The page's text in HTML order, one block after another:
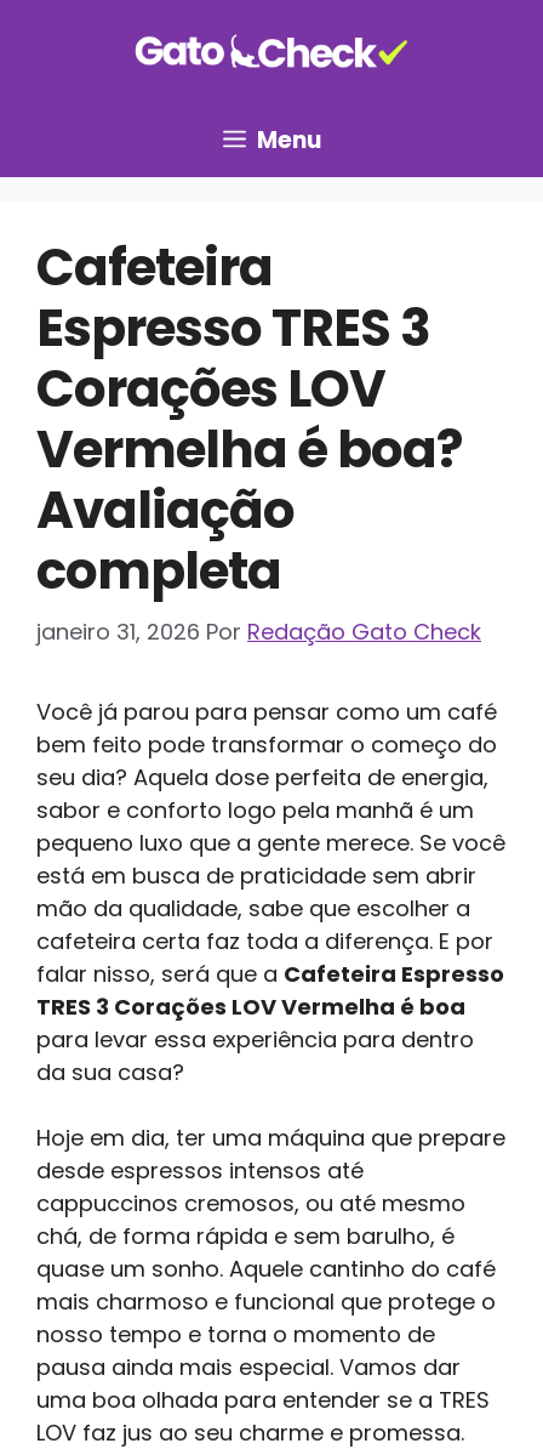
Menu
Cafeteira
Espresso TRES 3
Corações LOV
Vermelha é boa?
Avaliação
completa
janeiro 31, 2026 Por Redação Gato Check
Você já parou para pensar como um café
bem feito pode transformar o começo do
seu dia? Aquela dose perfeita de energia,
sabor e conforto logo pela manhã é um
pequeno luxo que a gente merece. Se você
está em busca de praticidade sem abrir
mão da qualidade, sabe que escolher a
cafeteira certa faz toda a diferença. E por
falar nisso, será que a Cafeteira Espresso
TRES 3 Corações LOV Vermelha é boa
para levar essa experiência para dentro
da sua casa?
Hoje em dia, ter uma máquina que prepare
desde espressos intensos até
cappuccinos cremosos, ou até mesmo
chá, de forma rápida e sem barulho, é
quase um sonho. Aquele cantinho do café
mais charmoso e funcional que protege o
nosso tempo e torna o momento de
pausa ainda mais especial. Vamos dar
uma boa olhada para entender se a TRES
LOV faz jus ao seu charme e promessa.